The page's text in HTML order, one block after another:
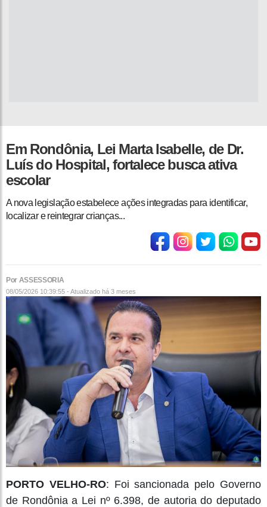
Em Rondônia, Lei Marta Isabelle, de Dr.
Luís do Hospital, fortalece busca ativa
escolar
A nova legislação estabelece ações integradas para identificar,
localizar e reintegrar crianças...
Por ASSESSORIA
08/05/2026 10:39:55 - Atualizado há 3 meses
PORTO VELHO-RO: Foi sancionada pelo Governo
de Rondônia a Lei nº 6.398, de autoria do deputado